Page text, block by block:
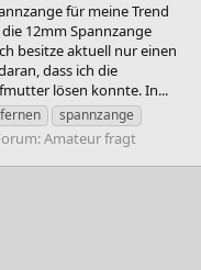
für meine Trend
12mm Spannzange
besitze aktuell nur einen
dass ich die
lösen konnte. In...
spannzange
Amateur fragt